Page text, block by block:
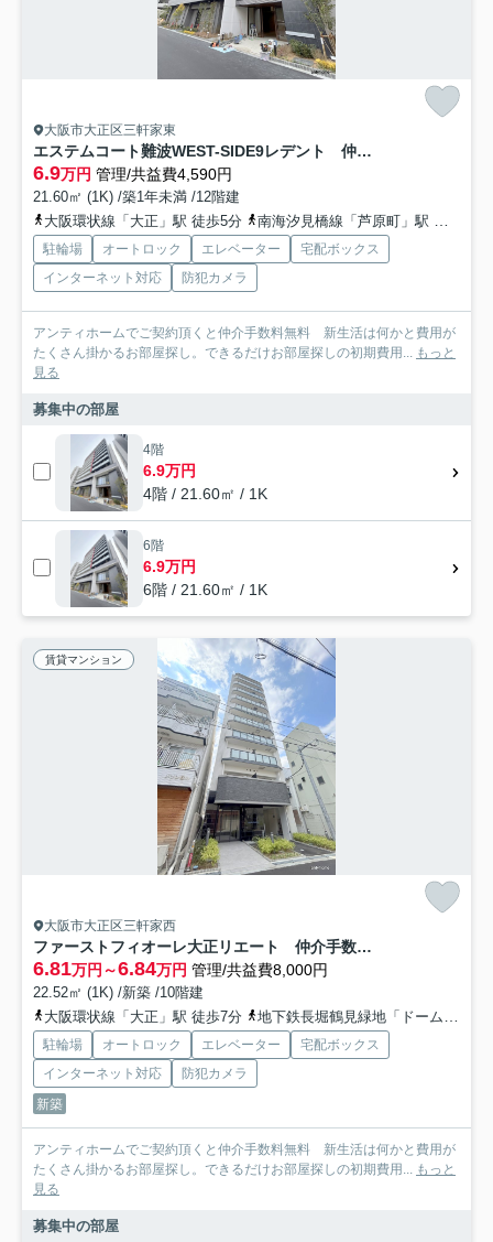
大阪市大正区三軒家東
エステムコート難波WEST-SIDE9レデント 仲介手数料無料
6.9万円 管理/共益費4,590円
21.60㎡ (1K) /築1年未満 /12階建
大阪環状線「大正」駅 徒歩5分
南海汐見橋線「芦原町」駅 徒歩11分
駐輪場 オートロック エレベーター
宅配ボックス
インターネット対応
防犯カメラ
アンティホームでご契約頂くと仲介手数料無料 新生活は何かと費用が
たくさん掛かるお部屋探し。できるだけお部屋探しの初期費用... もっと
見る
募集中の部屋
4階
6.9万円
4階 / 21.60㎡ / 1K
6階
6.9万円
6階 / 21.60㎡ / 1K
賃貸マンション
大阪市大正区三軒家西
ファーストフィオーレ大正リエート 仲介手数料無料
6.81万円～6.84万円 管理/共益費8,000円
22.52㎡ (1K) /新築 /10階建
大阪環状線「大正」駅 徒歩7分
地下鉄長堀鶴見緑地「ドーム前千代崎」駅 徒歩13分
駐輪場 オートロック エレベーター
宅配ボックス
インターネット対応
防犯カメラ
新築
アンティホームでご契約頂くと仲介手数料無料 新生活は何かと費用が
たくさん掛かるお部屋探し。できるだけお部屋探しの初期費用... もっと
見る
募集中の部屋